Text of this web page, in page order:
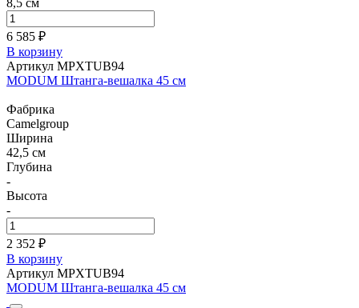
6 585 ₽
В корзину
Артикул MPXTUB94
MODUM Штанга-вешалка 45 см
Фабрика
Camelgroup
Ширина
42,5 см
Глубина
-
Высота
-
2 352 ₽
В корзину
Артикул MPXTUB94
MODUM Штанга-вешалка 45 см